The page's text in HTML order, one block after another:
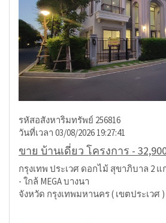
รหัสอสังหาริมทรัพย์ 256816
วันที่เวลา 03/08/2026 19:27:41
ขาย บ้านเดี่ยว โครงการ -
กรุงเทพ ประเวศ ดอกไม้ สุขาภิบาล 2 แ
- ใกล้ MEGA บางนา
จังหวัด กรุงเทพมหานคร ( เขตประเวศ )